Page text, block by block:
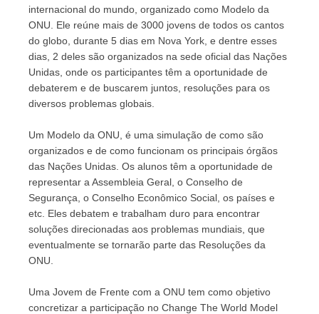
internacional do mundo, organizado como Modelo da
ONU. Ele reúne mais de 3000 jovens de todos os cantos
do globo, durante 5 dias em Nova York, e dentre esses
dias, 2 deles são organizados na sede oficial das Nações
Unidas, onde os participantes têm a oportunidade de
debaterem e de buscarem juntos, resoluções para os
diversos problemas globais.
Um Modelo da ONU, é uma simulação de como são
organizados e de como funcionam os principais órgãos
das Nações Unidas. Os alunos têm a oportunidade de
representar a Assembleia Geral, o Conselho de
Segurança, o Conselho Econômico Social, os países e
etc. Eles debatem e trabalham duro para encontrar
soluções direcionadas aos problemas mundiais, que
eventualmente se tornarão parte das Resoluções da
ONU.
Uma Jovem de Frente com a ONU tem como objetivo
concretizar a participação no Change The World Model